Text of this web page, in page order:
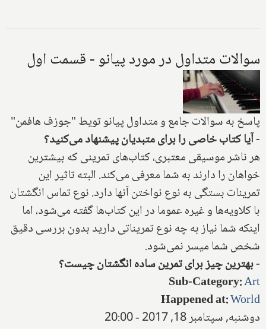
سوالات متداول در مورد پیانو - قسمت اول
پاسخ به سوالات جامع و متداول پیانو تویط "جوزف هافمن"
- آیا کتاب خاصی را برای متبدیان پیشنهاد می‌کنید؟
هر ناشر موسیقی معتبری، کتاب‌های تمرینی که بیشترین
خواهان را دارند به شما معرفی می‌کند. البته تاثیر این
تمرینات بستگی به نوع نواختن آنها دارد. نوع تماس انگشتان
با کلاویه‌ها و غیره عموما در این کتاب‌ها گفته می‌شود، اما
اینکه شما نیاز به چه نوع تمریناتی دارید بدون بررسی دقیق
شخص شما میسر نمی‌شود.
- بهترین چیز برای تمرین ساده انگشتان چیست؟
Sub-Category:Art
Happened at:World
دوشنبه, سپتامبر 18, 2017 - 20:00